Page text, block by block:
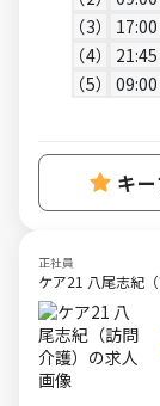
3
4
5
キ
正社員
ケア21 八尾志紀（